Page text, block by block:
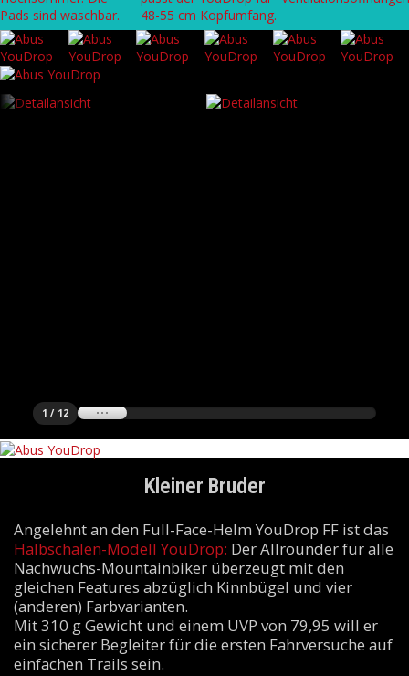
1 / 12
Kleiner Bruder
Angelehnt an den Full-Face-Helm YouDrop FF ist das
Halbschalen-Modell YouDrop: Der Allrounder für alle
Nachwuchs-Mountainbiker überzeugt mit den
gleichen Features abzüglich Kinnbügel und vier
(anderen) Farbvarianten.
Mit 310 g Gewicht und einem UVP von 79,95 will er
ein sicherer Begleiter für die ersten Fahrversuche auf
einfachen Trails sein.